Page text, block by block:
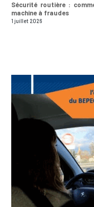
Sécurité routière :
machine à fraudes
1 juillet 2026